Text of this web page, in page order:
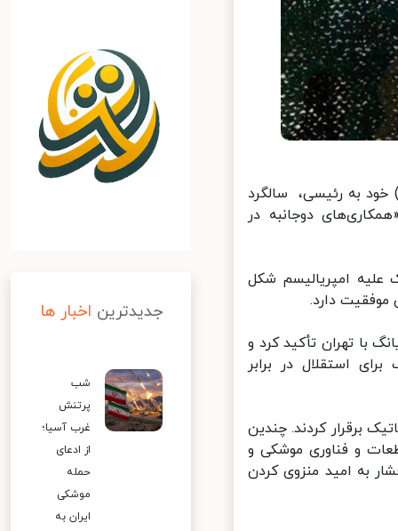
به رئیسی، سالگرد
دوجانبه در
امپریالیسم شکل
دارد.
با تهران تأکید کرد و
استقلال در برابر
شمالی در آوریل ۱۹۷۳ روابط دیپلماتیک برقرار کردند. چندین
و فناوری موشکی و
به امید منزوی کردن
جدیدترین اخبار ها
شب
پرتنش
غرب آسیا؛
از ادعای
حمله
موشکی
ایران به